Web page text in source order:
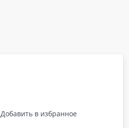
Добавить в избранное